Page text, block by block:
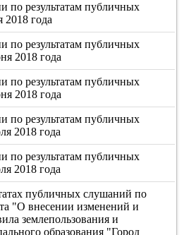
по результатам публичных
2018 года
по результатам публичных
2018 года
по результатам публичных
2018 года
по результатам публичных
2018 года
по результатам публичных
2018 года
публичных слушаний по
"О внесении изменений и
землепользования и
образования "Город